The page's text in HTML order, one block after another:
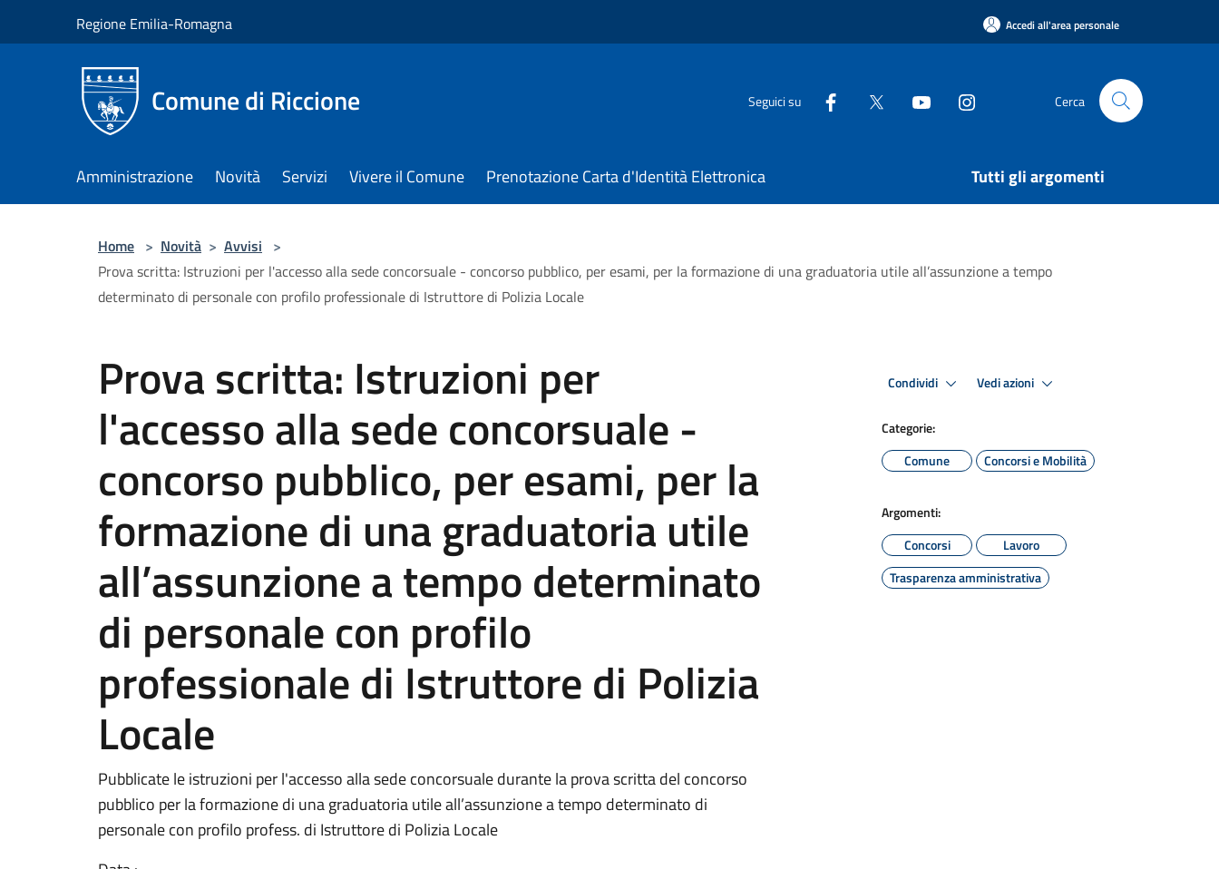
Regione Emilia-Romagna Accedi all'area personale
Comune di Riccione Seguici su Cerca
Amministrazione Novità Servizi Vivere il Comune Prenotazione Carta d'Identità Elettronica Tutti gli argomenti
Home > Novità > Avvisi >
Prova scritta: Istruzioni per l'accesso alla sede concorsuale - concorso pubblico, per esami, per la formazione di una graduatoria utile all’assunzione a tempo
determinato di personale con profilo professionale di Istruttore di Polizia Locale
Prova scritta: Istruzioni per
l'accesso alla sede concorsuale -
concorso pubblico, per esami, per la
formazione di una graduatoria utile
all’assunzione a tempo determinato
di personale con profilo
professionale di Istruttore di Polizia
Locale
Pubblicate le istruzioni per l'accesso alla sede concorsuale durante la prova scritta del concorso
pubblico per la formazione di una graduatoria utile all’assunzione a tempo determinato di
personale con profilo profess. di Istruttore di Polizia Locale
Condividi Vedi azioni
Categorie:
Comune
Concorsi e Mobilità
Argomenti:
Concorsi
Lavoro
Trasparenza amministrativa